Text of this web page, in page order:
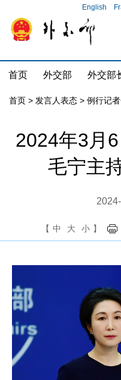
English
首页 外交部 外交部
首页 > 发言人表态 > 例行记
2024年3月
毛宁主
【 中 大 小 】